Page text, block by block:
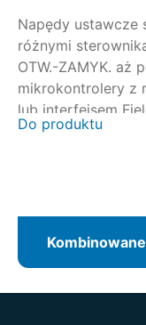
Napędy ustawcze
różnymi
OTW.-ZAMYK. aż
mikrokontrolery z
lub interfejsem
Do produktu